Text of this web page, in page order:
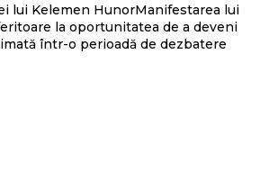
lui Kelemen HunorManifestarea lui
la oportunitatea de a deveni
într-o perioadă de dezbatere